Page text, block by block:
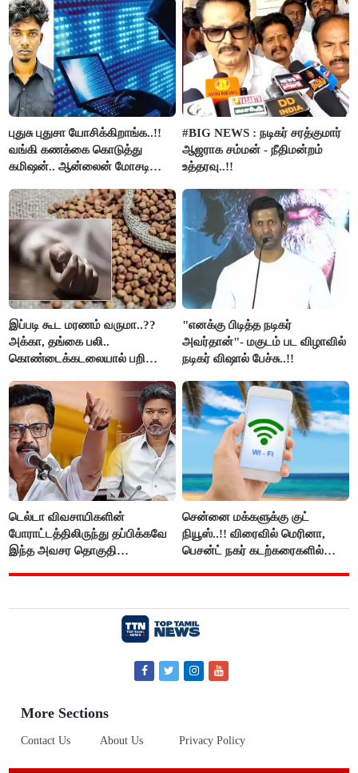
புதுசு புதுசா யோசிக்கிறாங்க..!!
வங்கி கணக்கை கொடுத்து
கமிஷன்.. ஆன்லைன் மோசடி
கைது..!!
#BIG NEWS : நடிகர் சரத்குமார்
ஆஜராக சம்மன் - நீதிமன்றம்
உத்தரவு..!!
இப்படி கூட மரணம் வருமா..??
அக்கா, தங்கை பலி..
கொண்டைக்கடலையால் பறிபோன
"எனக்கு பிடித்த நடிகர்
அவர்தான்"- மகுடம் பட விழாவில்
நடிகர் விஷால் பேச்சு..!!
டெல்டா விவசாயிகளின்
போராட்டத்திலிருந்து தப்பிக்கவே
இந்த அவசர தொகுதி
சென்னை மக்களுக்கு குட்
நியூஸ்..!! விரைவில் மெரினா,
பெசன்ட் நகர் கடற்கரைகளில்
More Sections
Contact Us About Us Privacy Policy